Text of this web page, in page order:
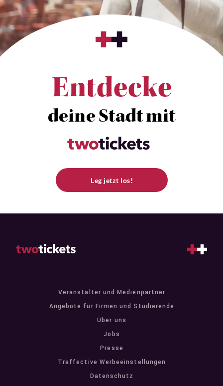
Entdecke
deine Stadt mit
Leg jetzt los!
Veranstalter und Medienpartner
Angebote für Firmen und Studierende
Über uns
Jobs
Presse
Traffective Werbeeinstellungen
Datenschutz